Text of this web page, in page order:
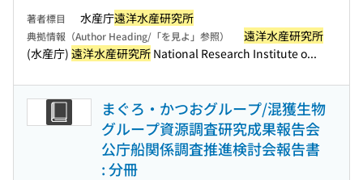
著者標目 水産庁遠洋水産研究所
典拠情報（Author Heading/「を見よ」参照）
遠洋水産研究所
(水産庁) 遠洋水産研究所 National Research Institute o...
まぐろ・かつおグループ/混獲生物
グループ資源調査研究成果報告会
公庁船関係調査推進検討会報告書
: 分冊